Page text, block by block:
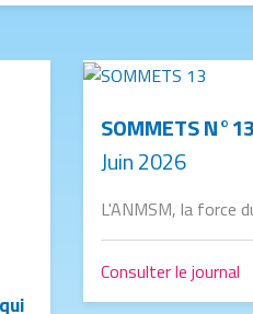
Image
SOMMETS N°13
Juin 2026
L'ANMSM, la force
Consulter le journal